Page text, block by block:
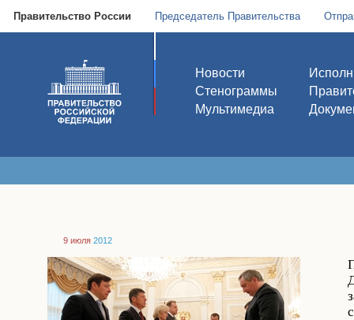
Правительство России Председатель Правительства
Новости
Стенограммы
Мультимедиа
9 июля 2012